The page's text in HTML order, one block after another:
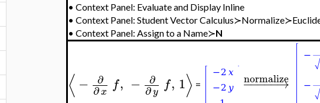
• Context Panel: Evaluate and Display Inline
• Context Panel: Student Vector
• Context Panel: Assign to a Name≻N
⟨ − ∂
∂x f, − ∂
∂y f, 1⟩ = − →
−−−−
normalize